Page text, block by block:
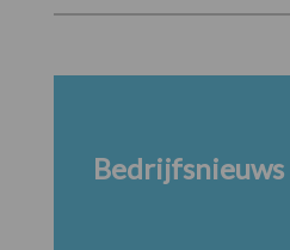
Bedrijfsnieuws